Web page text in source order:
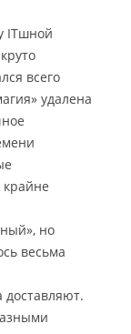
ITшной
всего
удалена
но
весьма
доставляют.